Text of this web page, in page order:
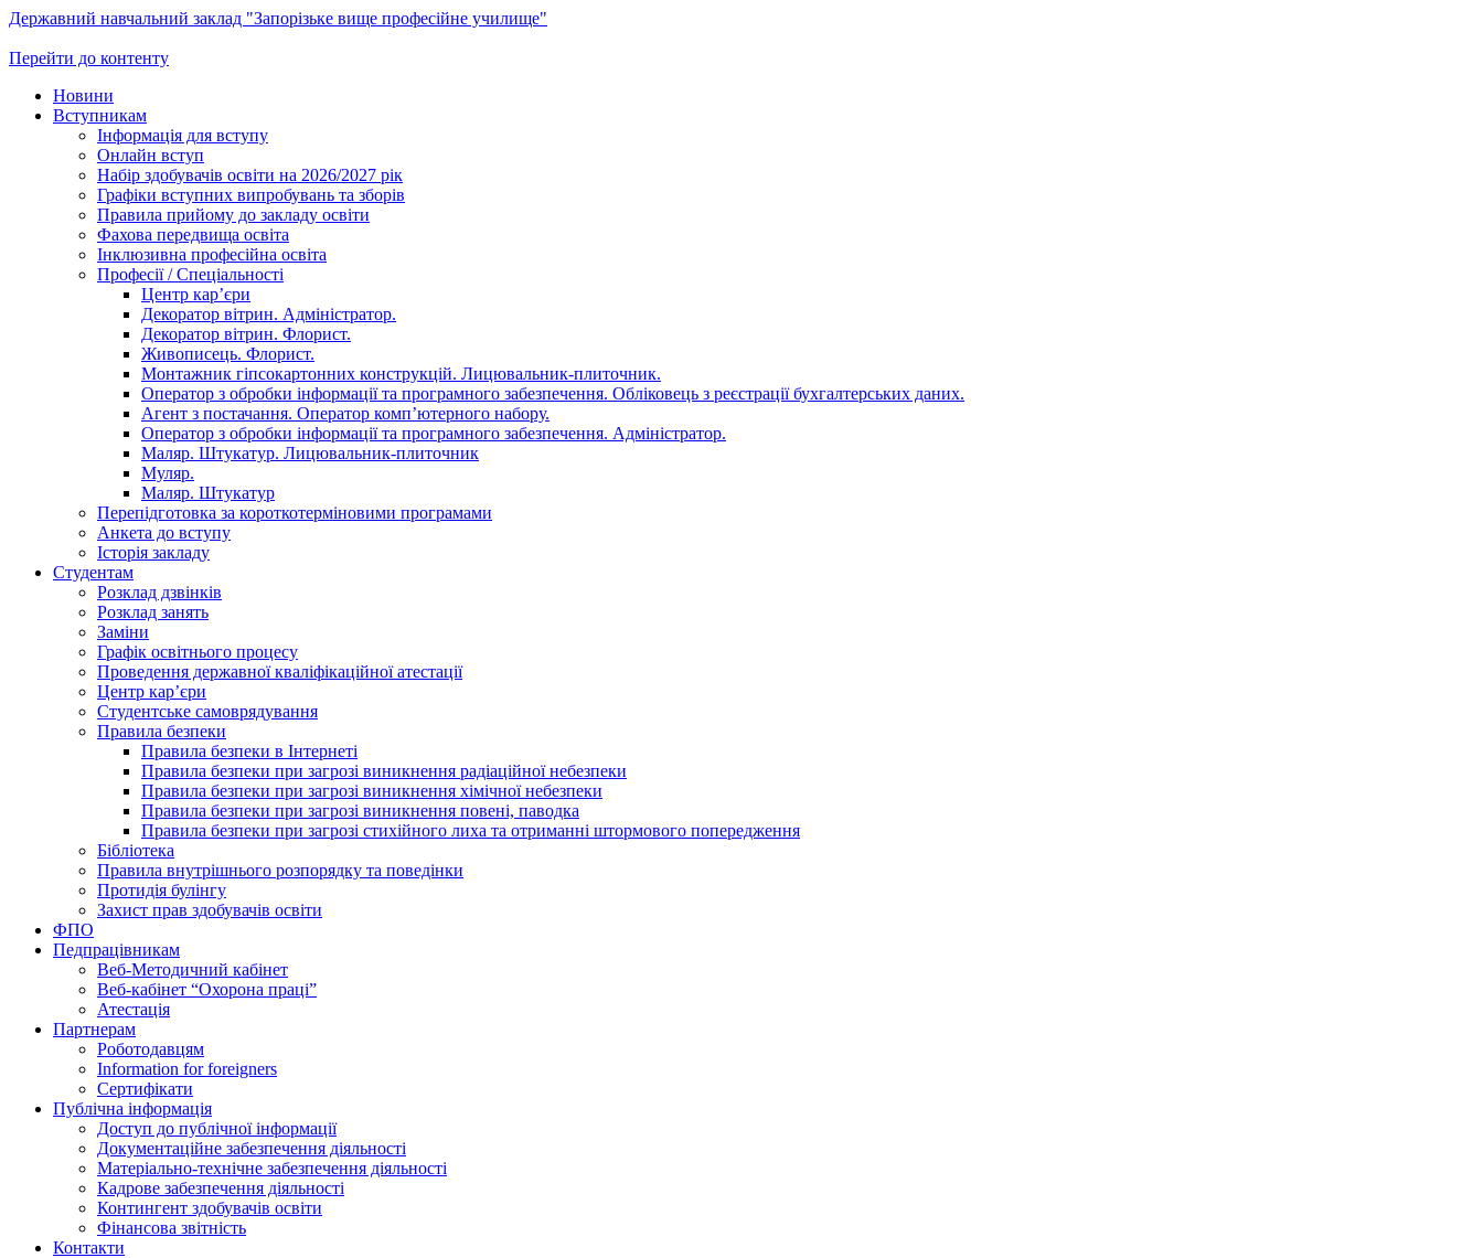
Державний навчальний заклад "Запорізьке вище професійне училище"
Перейти до контенту
Новини
Вступникам
Інформація для вступу
Онлайн вступ
Набір здобувачів освіти на 2026/2027 рік
Графіки вступних випробувань та зборів
Правила прийому до закладу освіти
Фахова передвища освіта
Інклюзивна професійна освіта
Професії / Спеціальності
Центр кар’єри
Декоратор вітрин. Адміністратор.
Декоратор вітрин. Флорист.
Живописець. Флорист.
Монтажник гіпсокартонних конструкцій. Лицювальник-плиточник.
Оператор з обробки інформації та програмного забезпечення. Обліковець з реєстрації бухгалтерських даних.
Агент з постачання. Оператор комп’ютерного набору.
Оператор з обробки інформації та програмного забезпечення. Адміністратор.
Маляр. Штукатур. Лицювальник-плиточник
Муляр.
Маляр. Штукатур
Перепідготовка за короткотерміновими програмами
Анкета до вступу
Історія закладу
Студентам
Розклад дзвінків
Розклад занять
Заміни
Графік освітнього процесу
Проведення державної кваліфікаційної атестації
Центр кар’єри
Студентське самоврядування
Правила безпеки
Правила безпеки в Інтернеті
Правила безпеки при загрозі виникнення радіаційної небезпеки
Правила безпеки при загрозі виникнення хімічної небезпеки
Правила безпеки при загрозі виникнення повені, паводка
Правила безпеки при загрозі стихійного лиха та отриманні штормового попередження
Бібліотека
Правила внутрішнього розпорядку та поведінки
Протидія булінгу
Захист прав здобувачів освіти
ФПО
Педпрацівникам
Веб-Методичний кабінет
Веб-кабінет “Охорона праці”
Атестація
Партнерам
Роботодавцям
Information for foreigners
Сертифікати
Публічна інформація
Доступ до публічної інформації
Документаційне забезпечення діяльності
Матеріально-технічне забезпечення діяльності
Кадрове забезпечення діяльності
Контингент здобувачів освіти
Фінансова звітність
Контакти